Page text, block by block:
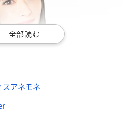
アネモネ